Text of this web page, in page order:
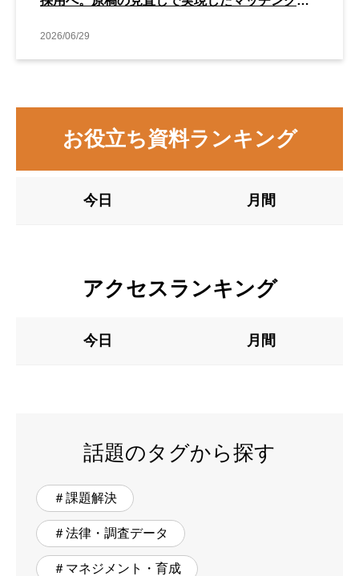
2026/06/29
お役立ち資料ランキング
今日 月間
アクセスランキング
今日 月間
話題のタグから探す
＃課題解決
＃法律・調査データ
＃マネジメント・育成